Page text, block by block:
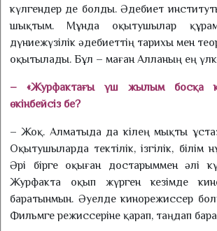
күлгендер де болды. Әдебиет
шықтым. Мұнда оқытушылар
дүниежүзілік әдебиеттің тарихы мен
оқы­ты­лады. Бұл – маған Алланың ең
– «Журфактағы үш жылым бос­қа
өкінбейсіз бе?
– Жоқ. Алматыда да кілең мықты
Оқытушыларда тектілік, ізгілік, білім
Әрі бірге оқыған достарыммен әлі
Журфакта оқып жүрген кезімде
баратынмын. Әуелде кинорежиссер
Фильмге режиссеріне қарап, таңдап